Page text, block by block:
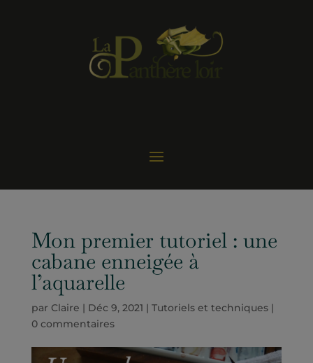
Mon premier tutoriel : une
cabane enneigée à
l’aquarelle
par Claire | Déc 9, 2021 | Tutoriels et techniques|
0 commentaires